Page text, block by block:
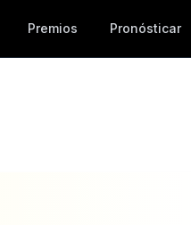
Premios Pronósticar